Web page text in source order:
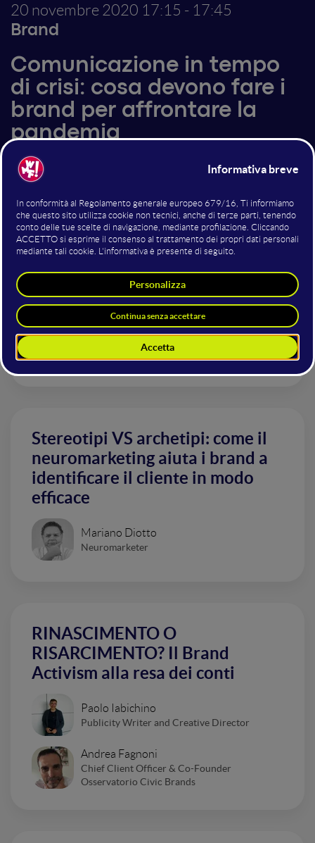
20 novembre 2020 17:15 - 17:45
Brand
Comunicazione in tempo
di crisi: cosa devono fare i
brand per affrontare la
pandemia
Altri interventi nella sala Brand
Lead senza brand: una sfida
possibile?
Giorgio Soffiato
Marketing Arena Spa
Stereotipi VS archetipi: come il
neuromarketing aiuta i brand a
identificare il cliente in modo
efficace
Mariano Diotto
Neuromarketer
RINASCIMENTO O
RISARCIMENTO? Il Brand
Activism alla resa dei conti
Paolo Iabichino
Publicity Writer and Creative Director
Andrea Fagnoni
Chief Client Officer & Co-Founder
Osservatorio Civic Brands